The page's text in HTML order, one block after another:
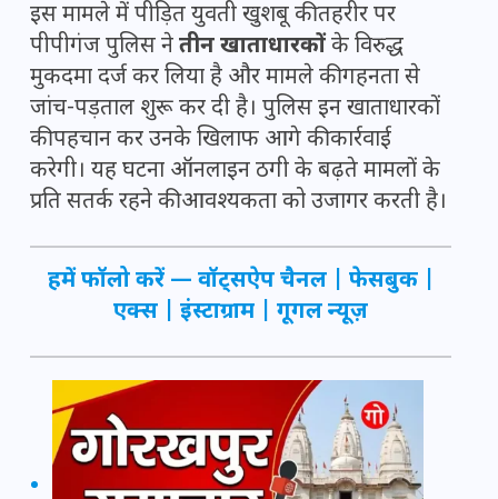
इस मामले में पीड़ित युवती खुशबू की तहरीर पर
पीपीगंज पुलिस नेतीन खाताधारकोंके विरुद्ध
मुकदमा दर्ज कर लिया है और मामले की गहनता से
जांच-पड़ताल शुरू कर दी है। पुलिस इन खाताधारकों
की पहचान कर उनके खिलाफ आगे की कार्रवाई
करेगी। यह घटना ऑनलाइन ठगी के बढ़ते मामलों के
प्रति सतर्क रहने की आवश्यकता को उजागर करती है।
हमें फॉलो करें — वॉट्सऐप चैनल फेसबुक
एक्स
इंस्टाग्राम गूगल न्यूज़